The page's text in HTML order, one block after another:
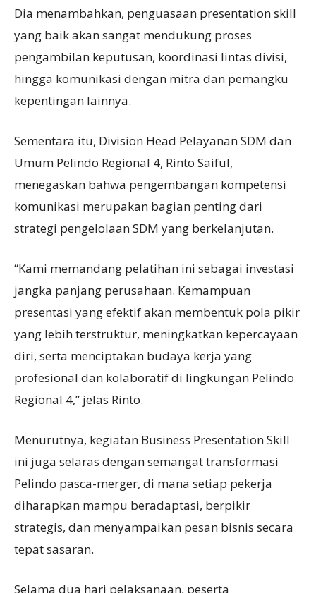
Dia menambahkan, penguasaan presentation skill
yang baik akan sangat mendukung proses
pengambilan keputusan, koordinasi lintas divisi,
hingga komunikasi dengan mitra dan pemangku
kepentingan lainnya.
Sementara itu, Division Head Pelayanan SDM dan
Umum Pelindo Regional 4, Rinto Saiful,
menegaskan bahwa pengembangan kompetensi
komunikasi merupakan bagian penting dari
strategi pengelolaan SDM yang berkelanjutan.
“Kami memandang pelatihan ini sebagai investasi
jangka panjang perusahaan. Kemampuan
presentasi yang efektif akan membentuk pola pikir
yang lebih terstruktur, meningkatkan kepercayaan
diri, serta menciptakan budaya kerja yang
profesional dan kolaboratif di lingkungan Pelindo
Regional 4,” jelas Rinto.
Menurutnya, kegiatan Business Presentation Skill
ini juga selaras dengan semangat transformasi
Pelindo pasca-merger, di mana setiap pekerja
diharapkan mampu beradaptasi, berpikir
strategis, dan menyampaikan pesan bisnis secara
tepat sasaran.
Selama dua hari pelaksanaan, peserta